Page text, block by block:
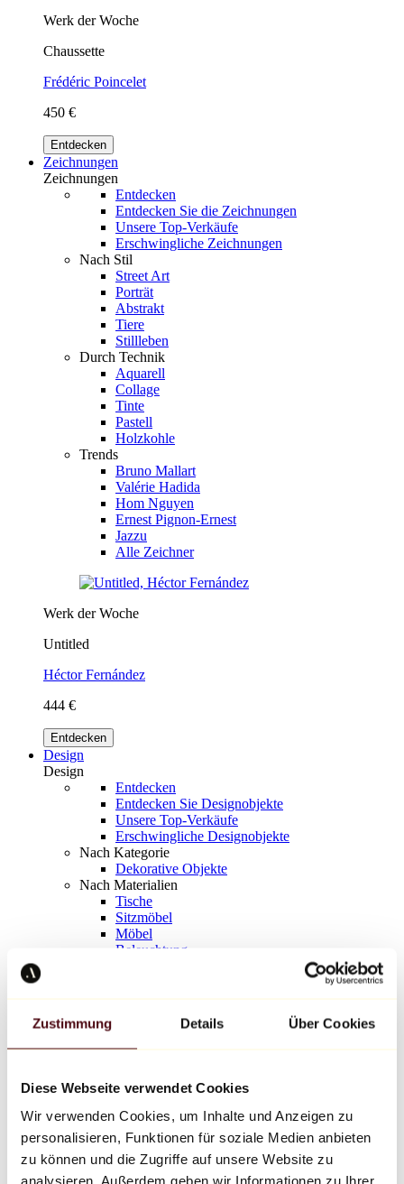
Zustimmung Details Über Cookies
Diese Webseite verwendet Cookies
Wir verwenden Cookies, um Inhalte und Anzeigen zu
personalisieren, Funktionen für soziale Medien anbieten
zu können und die Zugriffe auf unsere Website zu
analysieren. Außerdem geben wir Informationen zu Ihrer
Werk der Woche
Chaussette
Frédéric Poincelet
450 €
Entdecken
Zeichnungen
Zeichnungen
Entdecken
Entdecken Sie die Zeichnungen
Unsere Top-Verkäufe
Erschwingliche Zeichnungen
Nach Stil
Street Art
Porträt
Abstrakt
Tiere
Stillleben
Durch Technik
Aquarell
Collage
Tinte
Pastell
Holzkohle
Trends
Bruno Mallart
Valérie Hadida
Hom Nguyen
Ernest Pignon-Ernest
Jazzu
Alle Zeichner
Werk der Woche
Untitled
Héctor Fernández
444 €
Entdecken
Design
Design
Entdecken
Entdecken Sie Designobjekte
Unsere Top-Verkäufe
Erschwingliche Designobjekte
Nach Kategorie
Dekorative Objekte
Nach Materialien
Tische
Sitzmöbel
Möbel
Beleuchtung
Richard Orlinski
Keith Haring
Jeff Koons
Jean-Michel Basquiat
Alle Designer
Werk der Woche